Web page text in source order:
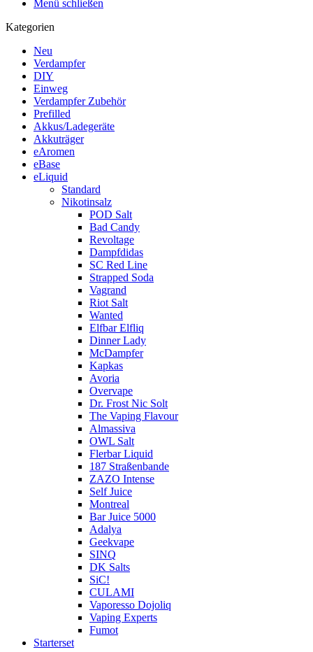
Menü schließen
Kategorien
Neu
Verdampfer
DIY
Einweg
Verdampfer Zubehör
Prefilled
Akkus/Ladegeräte
Akkuträger
eAromen
eBase
eLiquid
Standard
Nikotinsalz
POD Salt
Bad Candy
Revoltage
Dampfdidas
SC Red Line
Strapped Soda
Vagrand
Riot Salt
Wanted
Elfbar Elfliq
Dinner Lady
McDampfer
Kapkas
Avoria
Overvape
Dr. Frost Nic Solt
The Vaping Flavour
Almassiva
OWL Salt
Flerbar Liquid
187 Straßenbande
ZAZO Intense
Self Juice
Montreal
Bar Juice 5000
Adalya
Geekvape
SINQ
DK Salts
SiC!
CULAMI
Vaporesso Dojoliq
Vaping Experts
Fumot
Starterset